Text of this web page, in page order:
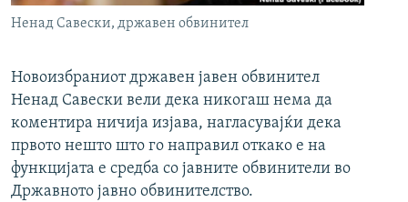
Ненад Савески, државен обвинител
Новоизбраниот државен јавен обвинител
Ненад Савески вели дека никогаш нема да
коментира ничија изјава, нагласувајќи дека
првото нешто што го направил откако е на
функцијата е средба со јавните обвинители во
Државното јавно обвинителство.